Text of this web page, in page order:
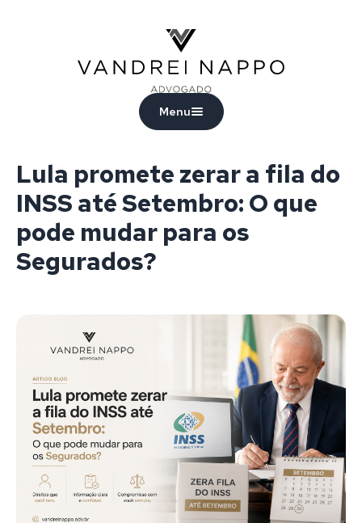
Menu
Lula promete zerar a fila do
INSS até Setembro: O que
pode mudar para os
Segurados?